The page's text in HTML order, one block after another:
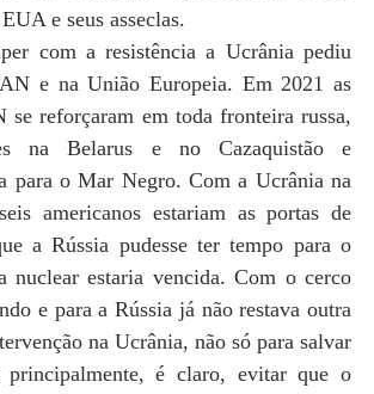
e seus asseclas.
com a resistência a Ucrânia pediu
e na União Europeia. Em 2021 as
se reforçaram em toda fronteira russa,
na Belarus e no Cazaquistão e
para o Mar Negro. Com a Ucrânia na
americanos estariam as portas de
a Rússia pudesse ter tempo para o
nuclear estaria vencida. Com o cerco
e para a Rússia já não restava outra
na Ucrânia, não só para salvar
principalmente, é claro, evitar que o